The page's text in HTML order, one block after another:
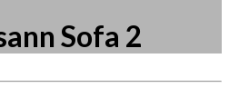
Sofa 2